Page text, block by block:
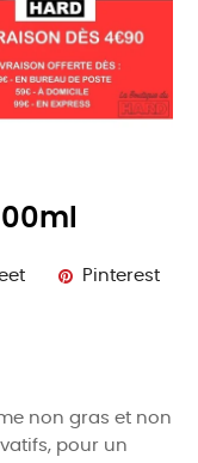
Pinterest
non gras et non
pour un